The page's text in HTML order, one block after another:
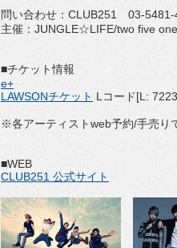
問い合わせ：CLUB251 03-5481-
主催：JUNGLE☆LIFE/two five
■チケット情報
e+
LAWSONチケット Lコード[L:
※各アーティストweb予約/手売り
■WEB
CLUB251 公式サイト